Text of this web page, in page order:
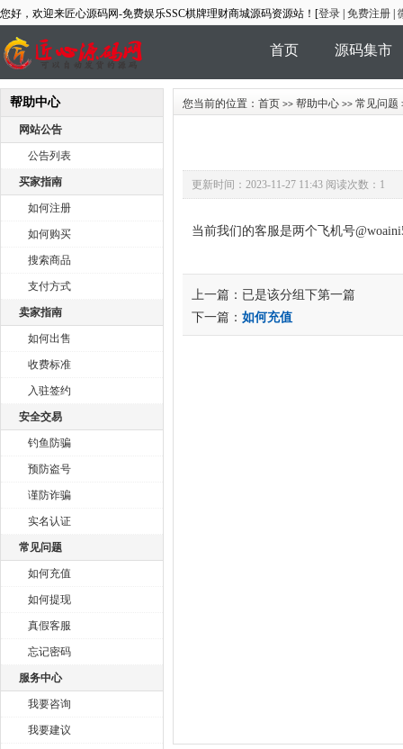
您好，欢迎来匠心源码网-免费娱乐SSC棋牌理财商城源码资源站！[登录 免费注册
首页 源码集市
商家风采
帮助中心
网站公告
公告列表
买家指南
如何注册
如何购买
搜索商品
支付方式
卖家指南
如何出售
收费标准
入驻签约
安全交易
钓鱼防骗
预防盗号
谨防诈骗
实名认证
常见问题
如何充值
如何提现
真假客服
忘记密码
服务中心
我要咨询
我要建议
您当前的位置： 首页 >> 帮助中心 >> 常见问题
更新时间：2023-11-27 11:43 阅读次数：1
当前我们的客服是两个飞机号@
上一篇：已是该分组下第一篇
下一篇： 如何充值